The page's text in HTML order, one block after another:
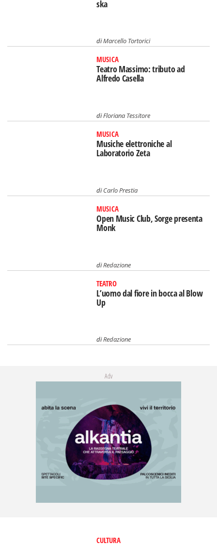
ska
diMarcello Tortorici
MUSICA
Teatro Massimo: tributo ad
Alfredo Casella
diFloriana Tessitore
MUSICA
Musiche elettroniche al
Laboratorio Zeta
diCarlo Prestia
MUSICA
Open Music Club, Sorge presenta
Monk
diRedazione
TEATRO
L’uomo dal fiore in bocca al Blow
Up
diRedazione
Adv
CULTURA